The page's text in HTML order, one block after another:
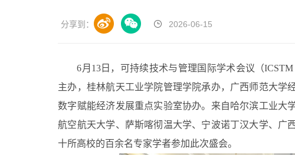
分享到： 2026-06-15
6月13日，可持续技术与管理国际学术会议（
主办，桂林航天工业学院管理学院承办，广西师范大学
数字赋能经济发展重点实验室协办。来自哈尔滨工业大
航空航天大学、萨斯喀彻温大学、宁波诺丁汉大学、广
十所高校的百余名专家学者参加此次盛会。